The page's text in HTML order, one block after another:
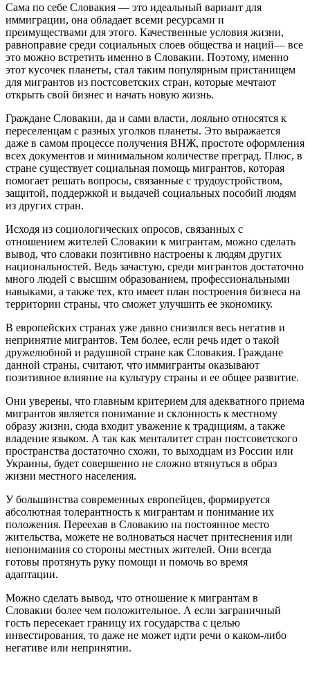
Сама по себе Словакия — это идеальный вариант для
иммиграции, она обладает всеми ресурсами и
преимуществами для этого. Качественные условия жизни,
равноправие среди социальных слоев общества и наций— все
это можно встретить именно в Словакии. Поэтому, именно
этот кусочек планеты, стал таким популярным пристанищем
для мигрантов из постсоветских стран, которые мечтают
открыть свой бизнес и начать новую жизнь.
Граждане Словакии, да и сами власти, лояльно относятся к
переселенцам с разных уголков планеты. Это выражается
даже в самом процессе получения ВНЖ, простоте оформления
всех документов и минимальном количестве преград. Плюс, в
стране существует социальная помощь мигрантов, которая
помогает решать вопросы, связанные с трудоустройством,
защитой, поддержкой и выдачей социальных пособий людям
из других стран.
Исходя из социологических опросов, связанных с
отношением жителей Словакии к мигрантам, можно сделать
вывод, что словаки позитивно настроены к людям других
национальностей. Ведь зачастую, среди мигрантов достаточно
много людей с высшим образованием, профессиональными
навыками, а также тех, кто имеет план построения бизнеса на
территории страны, что сможет улучшить ее экономику.
В европейских странах уже давно снизился весь негатив и
непринятие мигрантов. Тем более, если речь идет о такой
дружелюбной и радушной стране как Словакия. Граждане
данной страны, считают, что иммигранты оказывают
позитивное влияние на культуру страны и ее общее развитие.
Они уверены, что главным критерием для адекватного приема
мигрантов является понимание и склонность к местному
образу жизни, сюда входит уважение к традициям, а также
владение языком. А так как менталитет стран постсоветского
пространства достаточно схожи, то выходцам из России или
Украины, будет совершенно не сложно втянуться в образ
жизни местного населения.
У большинства современных европейцев, формируется
абсолютная толерантность к мигрантам и понимание их
положения. Переехав в Словакию на постоянное место
жительства, можете не волноваться насчет притеснения или
непонимания со стороны местных жителей. Они всегда
готовы протянуть руку помощи и помочь во время
адаптации.
Можно сделать вывод, что отношение к мигрантам в
Словакии более чем положительное. А если заграничный
гость пересекает границу их государства с целью
инвестирования, то даже не может идти речи о каком-либо
негативе или непринятии.